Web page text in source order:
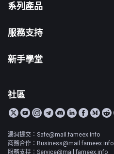
系列產品
服務支持
新手學堂
社區
漏洞提交：Safe@mail.fameex.info
商務合作：Business@mail.fameex.info
服務支持：Service@mail.fameex.info